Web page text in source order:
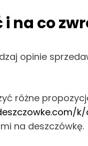
i na co
opinie
różne
na deszczówkę.